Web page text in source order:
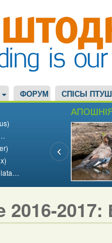
ФОРУМ СПІСЫ